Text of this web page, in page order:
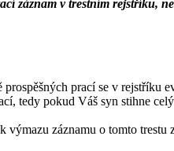
záznam v trestním rejstříku,
prospěšných prací se v
tedy pokud Váš syn stihne
záznamu o tomto